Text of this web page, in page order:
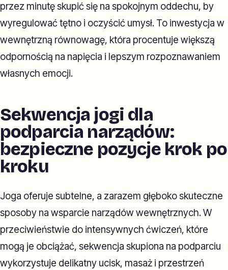
przez minutę skupić się na spokojnym oddechu, by
wyregulować tętno i oczyścić umysł. To inwestycja w
wewnętrzną równowagę, która procentuje większą
odpornością na napięcia i lepszym rozpoznawaniem
własnych emocji.
Sekwencja jogi dla
podparcia narządów:
bezpieczne pozycje krok po
kroku
Joga oferuje subtelne, a zarazem głęboko skuteczne
sposoby na wsparcie narządów wewnętrznych. W
przeciwieństwie do intensywnych ćwiczeń, które
mogą je obciążać, sekwencja skupiona na podparciu
wykorzystuje delikatny ucisk, masaż i przestrzeń